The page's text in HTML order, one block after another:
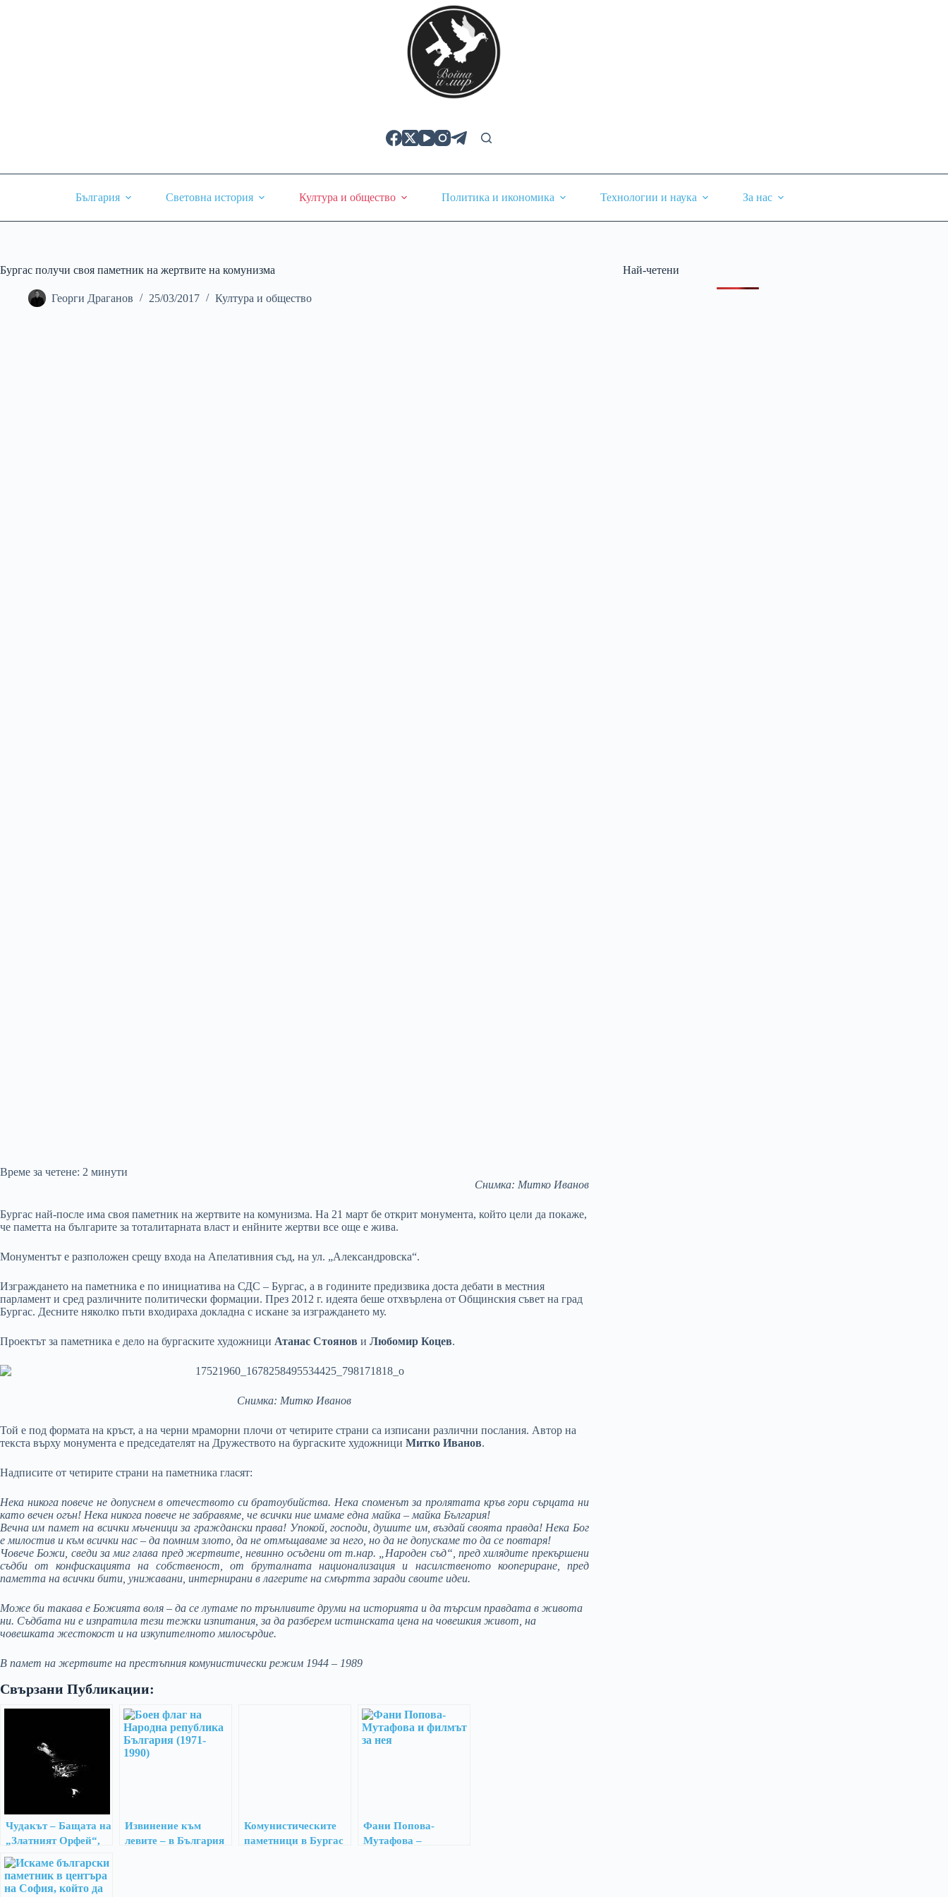
България Световна история Култура и общество Политика и икономика Технологии и наука За нас
Бургас получи своя паметник на жертвите на комунизма
Георги Драганов 25/03/2017 Култура и общество
Време за четене: 2 минути
Снимка: Митко Иванов
Бургас най-после има своя паметник на жертвите на комунизма. На 21 март бе открит монумента, който цели да покаже,
че паметта на българите за тоталитарната власт и енйните жертви все още е жива.
Монументът е разположен срещу входа на Апелативния съд, на ул. „Александровска“.
Изграждането на паметника е по инициатива на СДС – Бургас, а в годините предизвика доста дебати в местния
парламент и сред различните политически формации. През 2012 г. идеята беше отхвърлена от Общинския съвет на град
Бургас. Десните няколко пъти входираха докладна с искане за изграждането му.
Проектът за паметника е дело на бургаските художници Атанас Стоянов и Любомир Коцев.
Снимка: Митко Иванов
Той е под формата на кръст, а на черни мраморни плочи от четирите страни са изписани различни послания. Автор на
текста върху монумента е председателят на Дружеството на бургаските художници Митко Иванов.
Надписите от четирите страни на паметника гласят:
Нека никога повече не допуснем в отечеството си братоубийства. Нека споменът за пролятата кръв гори сърцата ни
като вечен огън! Нека никога повече не забравяме, че всички ние имаме една майка – майка България!
Вечна им памет на всички мъченици за граждански права! Упокой, господи, душите им, въздай своята правда! Нека Бог
е милостив и към всички нас – да помним злото, да не отмъщаваме за него, но да не допускаме то да се повтаря!
Човече Божи, сведи за миг глава пред жертвите, невинно осъдени от т.нар. „Народен съд“, пред хилядите прекършени
съдби от конфискацията на собственост, от бруталната национализация и насилственото коопериране, пред
паметта на всички бити, унижавани, интернирани в лагерите на смъртта заради своите идеи.
Може би такава е Божията воля – да се лутаме по трънливите друми на историята и да търсим правдата в живота
ни. Съдбата ни е изпратила тези тежки изпитания, за да разберем истинската цена на човешкия живот, на
човешката жестокост и на изкупителното милосърдие.
В памет на жертвите на престъпния комунистически режим 1944 – 1989
Свързани Публикации:
Чудакът – Бащата на
„Златният Орфей“,
който не бива да
бъде забравен
Извинение към
левите – в България
Комунистическите
паметници в Бургас
Фани Попова-
Мутафова –
Най-четени